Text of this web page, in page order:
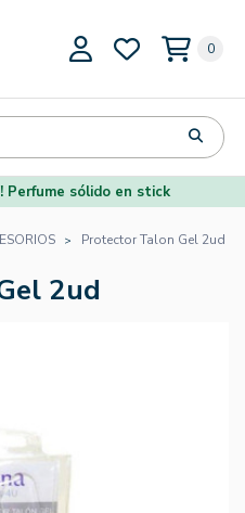
0
Perfume sólido en stick
Protector Talon Gel 2ud
2ud